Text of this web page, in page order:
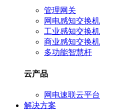
管理网关
网电感知交换机
工业感知交换机
商业感知交换机
多功能智慧杆
云产品
网电速联云平台
解决方案